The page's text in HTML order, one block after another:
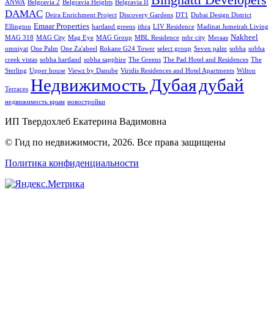
ANWA Belgravia 2 Belgravia Heights Belgravia II
DAMAC Deira Enrichment Project Discovery Gardens DT1
Dubai Design District
Ellington Emaar Properties hartland greens ithra LIV Residence Madinat Jumeirah Living
MAG 318 MAG City Mag Eye MAG Group MBL Residence mbr city Meraas Nakheel
omniyat One Palm One Za'abeel Rokane G24 Tower select group Seven palm sobha sobha
creek vistas sobha hartland sobha sapphire The Greens The Pad Hotel and Residences The
Sterling Upper house Viewz by Danube Viridis Residences and Hotel Apartments Wilton
Terraces Недвижимость Дубаядубай
недвижимость крым новостройки
ИП Твердохлеб Екатерина Вадимовна
© Гид по недвижимости, 2026. Все права защищены
Политика конфиденциальности